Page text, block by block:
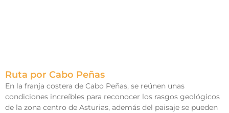
Ruta por Cabo Peñas
En la franja costera de Cabo Peñas, se reúnen unas
condiciones increíbles para reconocer los rasgos geológicos
de la zona centro de Asturias, además del paisaje se pueden